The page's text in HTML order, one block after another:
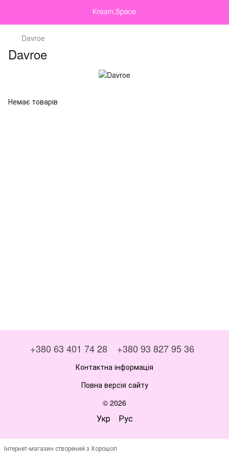
Davroe
Davroe
Немає товарів
+380 63 401 74 28 +380 93 827 95 36
Контактна інформація
Повна версія сайту
© 2026
Укр Рус
Інтернет-магазин створений з Хорошоп